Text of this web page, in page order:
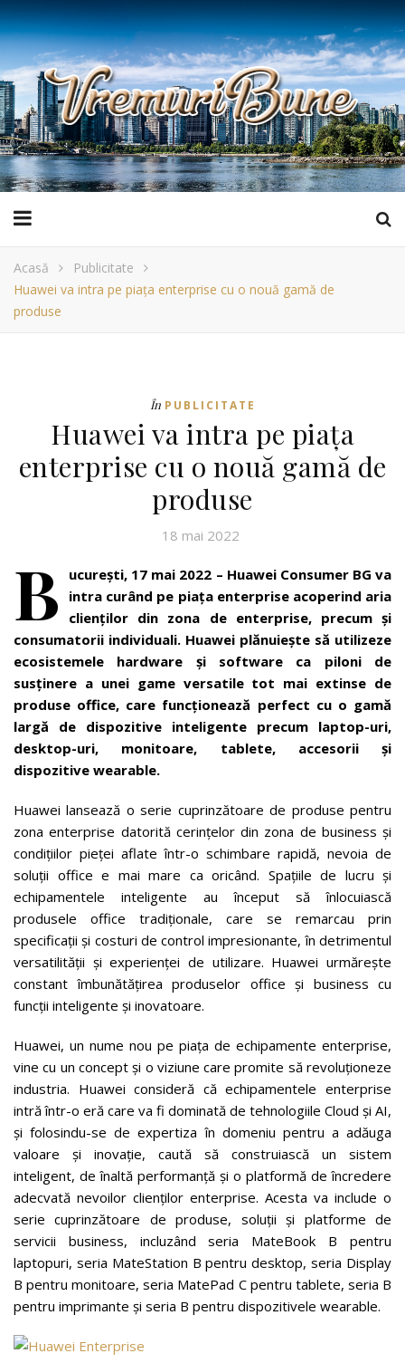
Acasă
Publicitate
Huawei va intra pe piața enterprise cu o nouă gamă de
produse
În PUBLICITATE
Huawei va intra pe piața
enterprise cu o nouă gamă de
produse
18 mai 2022
B
ucurești, 17 mai 2022 – Huawei Consumer BG va
intra curând pe piața enterprise acoperind aria
clienților din zona de enterprise, precum și
consumatorii individuali. Huawei plănuiește să utilizeze
ecosistemele hardware și software ca piloni de
susținere a unei game versatile tot mai extinse de
produse office, care funcționează perfect cu o gamă
largă de dispozitive inteligente precum laptop-uri,
desktop-uri, monitoare, tablete, accesorii și
dispozitive wearable.
Huawei lansează o serie cuprinzătoare de produse pentru
zona enterprise datorită cerințelor din zona de business și
condițiilor pieței aflate într-o schimbare rapidă, nevoia de
soluții office e mai mare ca oricând. Spațiile de lucru și
echipamentele inteligente au început să înlocuiască
produsele office tradiționale, care se remarcau prin
specificații și costuri de control impresionante, în detrimentul
versatilității și experienței de utilizare. Huawei urmărește
constant îmbunătățirea produselor office și business cu
funcții inteligente și inovatoare.
Huawei, un nume nou pe piața de echipamente enterprise,
vine cu un concept și o viziune care promite să revoluționeze
industria. Huawei consideră că echipamentele enterprise
intră într-o eră care va fi dominată de tehnologiile Cloud și AI,
și folosindu-se de expertiza în domeniu pentru a adăuga
valoare și inovație, caută să construiască un sistem
inteligent, de înaltă performanță și o platformă de încredere
adecvată nevoilor clienților enterprise. Acesta va include o
serie cuprinzătoare de produse, soluții și platforme de
servicii business, incluzând seria MateBook B pentru
laptopuri, seria MateStation B pentru desktop, seria Display
B pentru monitoare, seria MatePad C pentru tablete, seria B
pentru imprimante și seria B pentru dispozitivele wearable.